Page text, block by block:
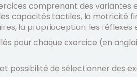
comprenant des variantes
capacités tactiles, la motricité
la proprioception, les réflexes
pour chaque exercice (en
possibilité de sélectionner des